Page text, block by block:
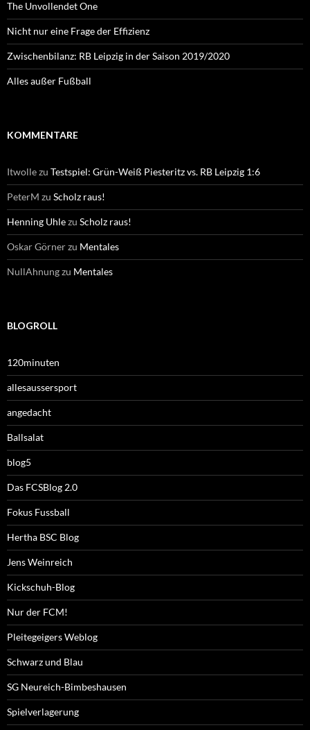
The Unvollendet One
Nicht nur eine Frage der Effizienz
Zwischenbilanz: RB Leipzig in der Saison 2019/2020
Alles außer Fußball
KOMMENTARE
Itwollezu Testspiel: Grün-Weiß Piesteritz vs. RB Leipzig 1:6
PeterM zu Scholz raus!
Henning Uhlezu Scholz raus!
Oskar Görnerzu Mentales
NullAhnungzu Mentales
BLOGROLL
120minuten
allesaussersport
angedacht
Ballsalat
blog5
Das FCSBlog 2.0
Fokus Fussball
Hertha BSC Blog
Jens Weinreich
Kickschuh-Blog
Nur der FCM!
Pleitegeigers Weblog
Schwarz und Blau
SG Neureich-Bimbeshausen
Spielverlagerung